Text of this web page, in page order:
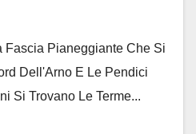
Fascia Pianeggiante Che Si
Dell'Arno E Le Pendici
Si Trovano Le Terme...